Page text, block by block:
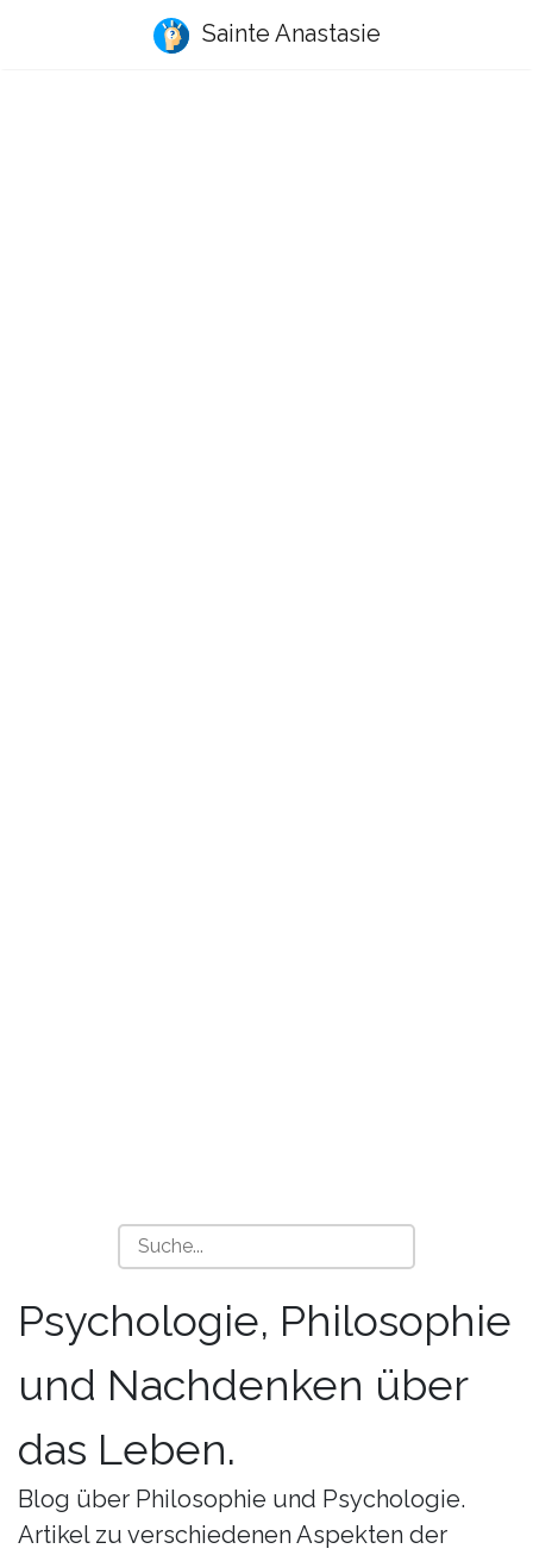
Sainte Anastasie
Psychologie, Philosophie
und Nachdenken über
das Leben.
Blog über Philosophie und Psychologie.
Artikel zu verschiedenen Aspekten der